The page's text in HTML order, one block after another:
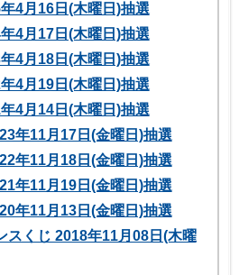
4月16日(木曜日)抽選
4月17日(木曜日)抽選
4月18日(木曜日)抽選
4月19日(木曜日)抽選
4月14日(木曜日)抽選
年11月17日(金曜日)抽選
年11月18日(金曜日)抽選
年11月19日(金曜日)抽選
年11月13日(金曜日)抽選
スくじ 2018年11月08日(木曜